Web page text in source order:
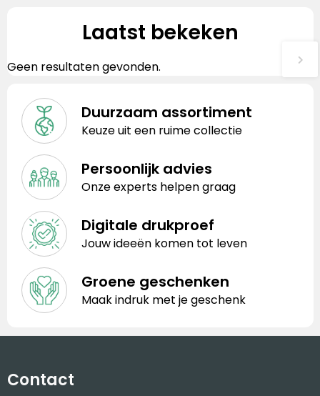
Laatst bekeken
Geen resultaten gevonden.
Duurzaam assortiment
Keuze uit een ruime collectie
Persoonlijk advies
Onze experts helpen graag
Digitale drukproef
Jouw ideeën komen tot leven
Groene geschenken
Maak indruk met je geschenk
Contact